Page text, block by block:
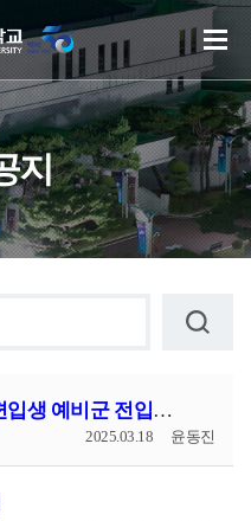
지
비군 전입신고방법 안내
윤동진
2025.03.18